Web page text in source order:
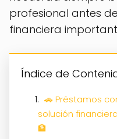
profesional antes
financiera
Índice de
🚗 Préstamos
solución
🏦